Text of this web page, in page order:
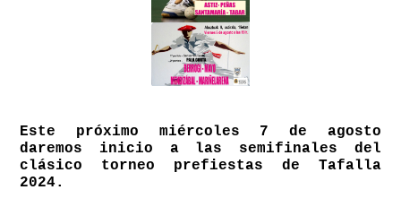
Este próximo miércoles 7 de agosto
daremos inicio a las semifinales del
clásico torneo prefiestas de Tafalla
2024.